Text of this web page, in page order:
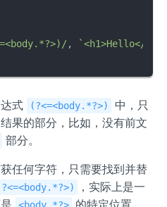
,
`<h1>Hello</
式 (?<=<body.*?>)
中，只
果的部分，比如，没有前文
部分。
任何字符，只需要找到并替
，实际上是一